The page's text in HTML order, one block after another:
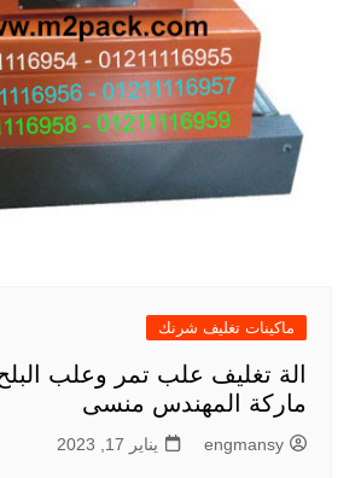
ماكينات تغليف شرنك
ماركة المهندس منسى
engmansy يناير 17, 2023